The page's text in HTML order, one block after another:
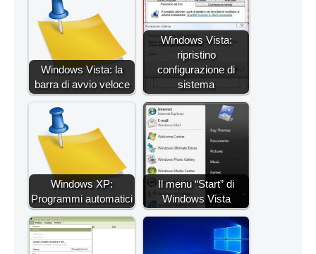
Windows Vista: la
barra di avvio veloce
Windows Vista:
ripristino
configurazione di
sistema
Windows XP:
Programmi automatici
Il menu “Start” di
Windows Vista